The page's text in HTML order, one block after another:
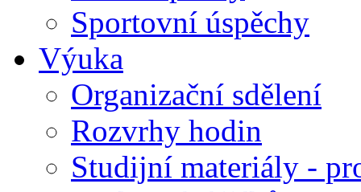
Sportovní úspěchy
Výuka
Organizační sdělení
Rozvrhy hodin
Studijní materiály -